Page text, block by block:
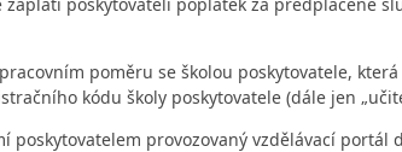
poměru se školou poskytovatele,
kódu školy poskytovatele (dále jen
poskytovatelem provozovaný vzdělávací portál